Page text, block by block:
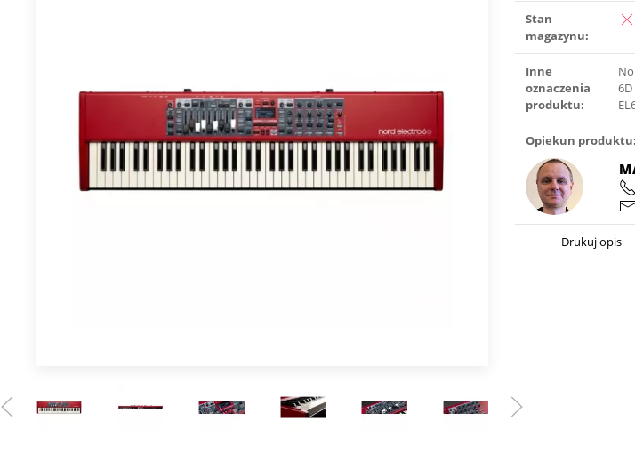
Stan
magazynu:
Inne
oznaczenia
produktu:
6D
Opiekun produktu:
Drukuj opis